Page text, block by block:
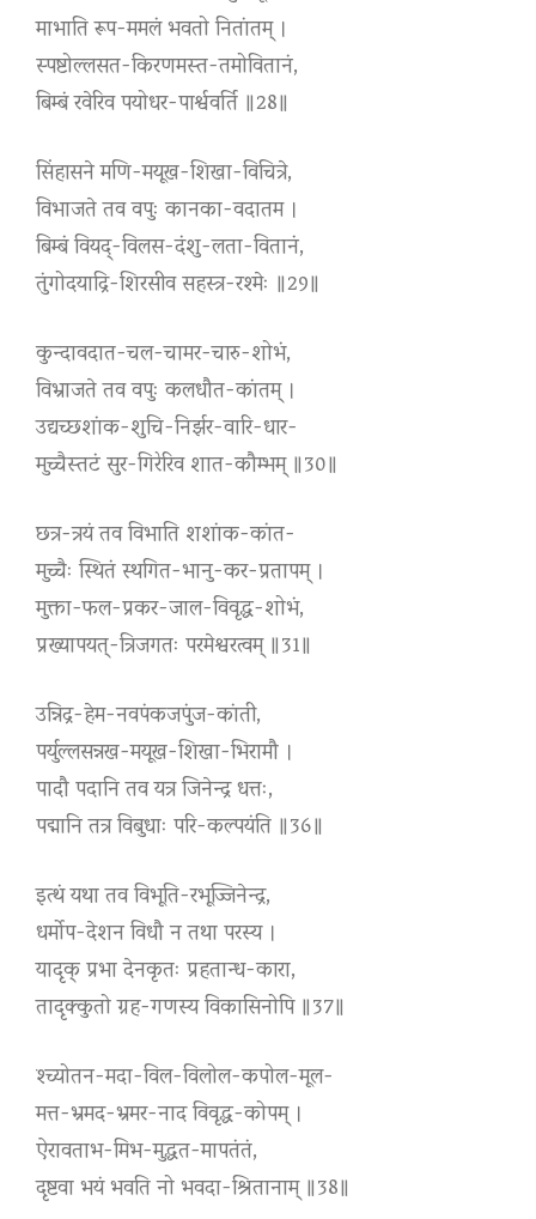
माभाति रूप-ममलं भवतो नितांतम् ।
स्पष्टोल्लसत-किरणमस्त-तमोवितानं,
बिम्बं रवेरिव पयोधर-पार्श्ववर्ति ॥28॥
सिंहासने मणि-मयूख-शिखा-विचित्रे,
विभाजते तव वपुः कानका-वदातम ।
बिम्बं वियद्-विलस-दंशु-लता-वितानं,
तुंगोदयाद्रि-शिरसीव सहस्त्र-रश्मेः ॥29॥
कुन्दावदात-चल-चामर-चारु-शोभं,
विभ्राजते तव वपुः कलधौत-कांतम् ।
उद्यच्छशांक-शुचि-निर्झर-वारि-धार-
मुच्चैस्तटं सुर-गिरेरिव शात-कौम्भम् ॥30॥
छत्र-त्रयं तव विभाति शशांक-कांत-
मुच्चैः स्थितं स्थगित-भानु-कर-प्रतापम् ।
मुक्ता-फल-प्रकर-जाल-विवृद्ध-शोभं,
प्रख्यापयत्-त्रिजगतः परमेश्वरत्वम् ॥31॥
उन्निद्र-हेम-नवपंकजपुंज-कांती,
पर्युल्लसन्नख-मयूख-शिखा-भिरामौ ।
पादौ पदानि तव यत्र जिनेन्द्र धत्तः,
पद्मानि तत्र विबुधाः परि-कल्पयंति ॥36॥
इत्थं यथा तव विभूति-रभूज्जिनेन्द्र,
धर्मोप-देशन विधौ न तथा परस्य ।
यादृक् प्रभा देनकृतः प्रहतान्ध-कारा,
तादृक्कुतो ग्रह-गणस्य विकासिनोपि ॥37॥
श्च्योतन-मदा-विल-विलोल-कपोल-मूल-
मत्त-भ्रमद-भ्रमर-नाद विवृद्ध-कोपम् ।
ऐरावताभ-मिभ-मुद्धत-मापतंतं,
दृष्टवा भयं भवति नो भवदा-श्रितानाम् ॥38॥